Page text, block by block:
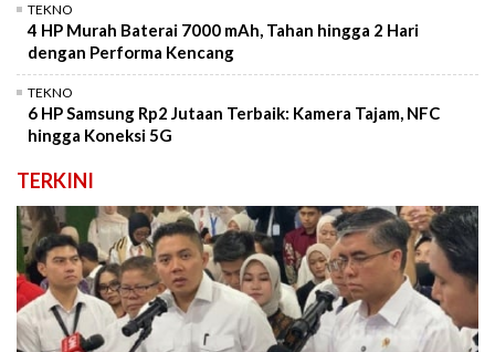
TEKNO
4 HP Murah Baterai 7000 mAh, Tahan hingga 2 Hari
dengan Performa Kencang
TEKNO
6 HP Samsung Rp2 Jutaan Terbaik: Kamera Tajam, NFC
hingga Koneksi 5G
TERKINI